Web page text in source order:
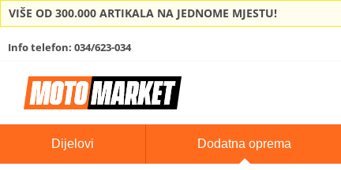
VIŠE OD 300.000 ARTIKALA NA JEDNOME MJESTU!
Info telefon: 034/623-034
Dijelovi Dodatna oprema